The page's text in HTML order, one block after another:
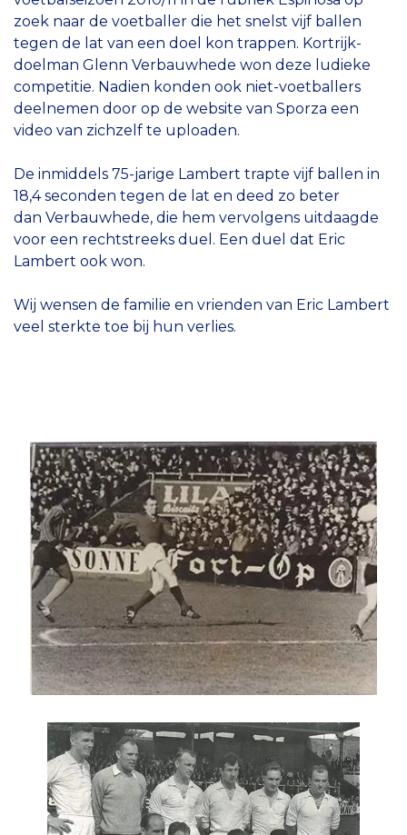
zoek naar de voetballer die het snelst vijf ballen
tegen de lat van een doel kon trappen. Kortrijk-
doelman Glenn Verbauwhede won deze ludieke
competitie. Nadien konden ook niet-voetballers
deelnemen door op de website van Sporza een
video van zichzelf te uploaden.
De inmiddels 75-jarige Lambert trapte vijf ballen in
18,4 seconden tegen de lat en deed zo beter
dan Verbauwhede, die hem vervolgens uitdaagde
voor een rechtstreeks duel. Een duel dat Eric
Lambert ook won.
Wij wensen de familie en vrienden van Eric Lambert
veel sterkte toe bij hun verlies.